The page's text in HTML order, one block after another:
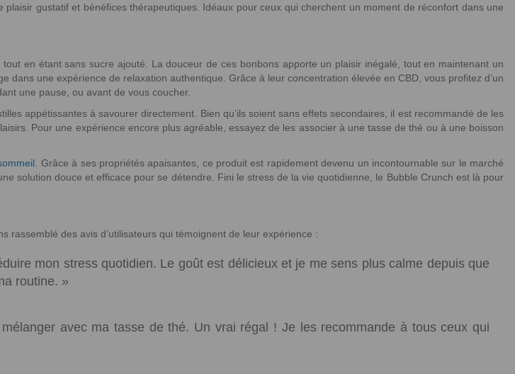
gustatif et bénéfices thérapeutiques. Idéaux pour ceux qui cherchent un moment de réconfort dans une
tout en étant sans sucre ajouté. La douceur de ces bonbons apporte un plaisir inégalé, tout en maintenant un
dans une expérience de relaxation authentique. Grâce à leur concentration élevée en CBD, vous profitez d’un
une pause, ou avant de vous coucher.
appétissantes à savourer directement. Bien qu’ils soient sans effets secondaires, il est recommandé de les
Pour une expérience encore plus agréable, essayez de les associer à une tasse de thé ou à une boisson
Grâce à ses propriétés apaisantes, ce produit est rapidement devenu un incontournable sur le marché
solution douce et efficace pour se détendre. Fini le stress de la vie quotidienne, le Bubble Crunch est là pour
rassemblé des avis d’utilisateurs qui témoignent de leur expérience :
mon stress quotidien. Le goût est délicieux et je me sens plus calme depuis que
routine. »
avec ma tasse de thé. Un vrai régal ! Je les recommande à tous ceux qui